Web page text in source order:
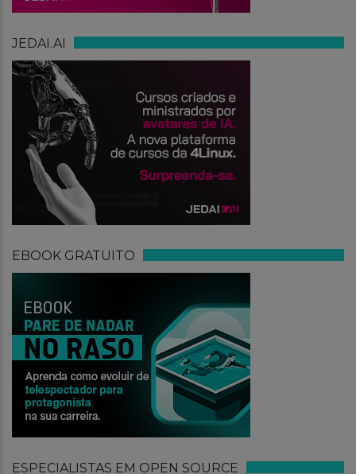
JEDAI.AI
EBOOK GRATUITO
ESPECIALISTAS EM OPEN SOURCE